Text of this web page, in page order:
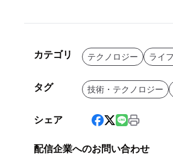
カテゴリ テクノロジー ライ
タグ 技術・テクノロジー
シェア
配信企業へのお問い合わせ